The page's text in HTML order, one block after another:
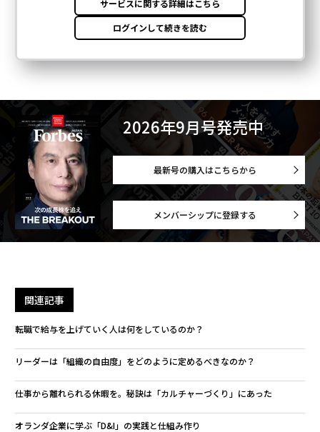
2026年9月号発売中
最新号の購入はこちらから
メンバーシップに登録する
関連記事
転職で給与を上げていく人は何をしているのか？
リーダーは「組織の自由度」をどのように定めるべきなのか？
仕事から離れられる休暇を。秘訣は「カルチャーづくり」にあった
オランダ企業に学ぶ「D&I」の実践と仕組み作り